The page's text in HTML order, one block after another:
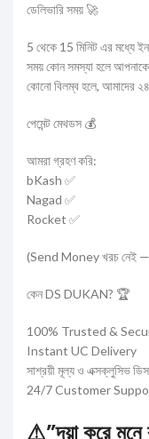
ডেলিভারি সময় 🚀
5 থেকে 15 মিনিট এর মধ্যে
সময় কোন সমস্যা হলে আপনাকে
কোনো বিলম্ব হলে, আমাদের
পেমেন্ট মেথডস 💰
আমরা গ্রহণ করি:
bKash ✅
Nagad ✅
Rocket ✅
(Send Money খরচ নেই —
কেন DS DUKAN? 🏆
100% Trusted &
Instant UC Delivery
সাশ্রয়ী মূল্য ও এক্সক্লুসিভ
24/7 Customer
⚠”দয়া করে মনে